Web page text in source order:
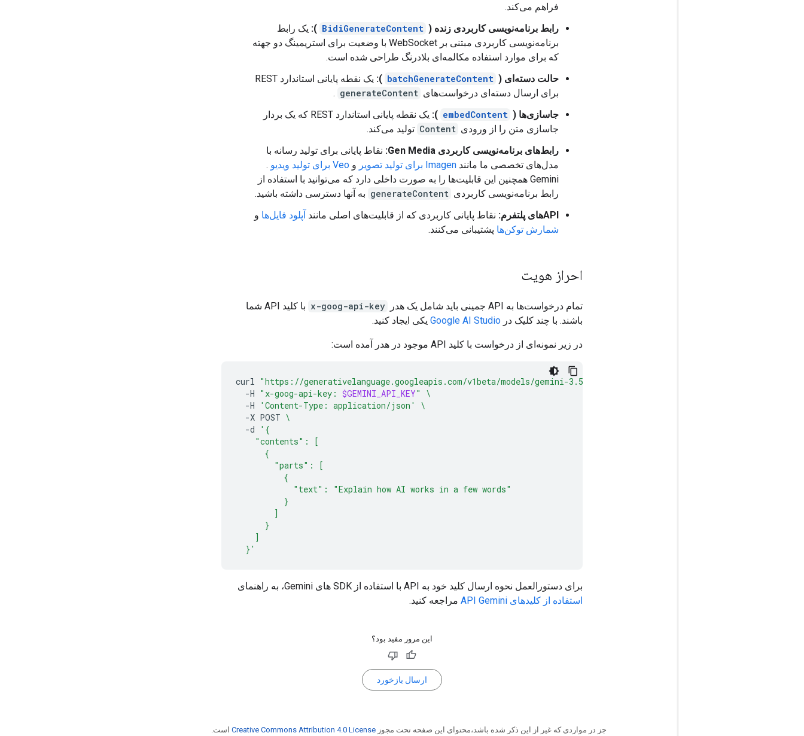
فراهم می‌کند.
رابط برنامه‌نویسی کاربردی زنده ( BidiGenerateContent
): یک رابط
برنامه‌نویسی کاربردی مبتنی بر WebSocket با وضعیت برای استریمینگ دو جهته
که برای موارد استفاده مکالمه‌ای بلادرنگ طراحی شده است.
حالت دسته‌ای ( batchGenerateContent
):
یک نقطه پایانی استاندارد REST
برای ارسال دسته‌ای درخواست‌های generateContent
.
جاسازی‌ها ( embedContent
):
یک نقطه پایانی استاندارد REST که یک بردار
جاسازی متن را از ورودی Content تولید می‌کند.
رابط‌های برنامه‌نویسی کاربردی Gen Media:
نقاط پایانی برای تولید رسانه با
مدل‌های تخصصی ما مانند Imagen برای تولید تصویر و Veo برای تولید ویدیو
.
Gemini همچنین این قابلیت‌ها را به صورت داخلی دارد که می‌توانید با استفاده از
رابط برنامه‌نویسی کاربردی generateContent به آنها دسترسی داشته باشید.
APIهای پلتفرم:
نقاط پایانی کاربردی که از قابلیت‌های اصلی مانند آپلود فایل‌ها و
شمارش توکن‌ها پشتیبانی می‌کنند.
احراز هویت
تمام درخواست‌ها به API جمینی باید شامل یک هدر x-goog-api-key
با کلید API شما
باشند. با چند کلیک در Google AI Studio یکی ایجاد کنید.
در زیر نمونه‌ای از درخواست با کلید API موجود در هدر آمده است:
curl "https://generativelanguage.googleapis.com/v1beta/models/gemini-3.5-flash:generateContent"
-H "x-goog-api-key: $GEMINI_API_KEY"
\
-H
'Content-Type: application/json'
\
-X POST \
-d
'{
    "contents": [
      {
        "parts": [
          {
            "text": "Explain how AI works in a few words"
          }
        ]
      }
    ]
  }'
برای دستورالعمل نحوه ارسال کلید خود به API با استفاده از SDK های Gemini، به راهنمای
استفاده از کلیدهای API Gemini
مراجعه کنید.
این مرور مفید بود؟
ارسال بازخورد
جز در مواردی که غیر از این ذکر شده باشد،‌محتوای این صفحه تحت مجوز Creative Commons Attribution 4.0 License است.